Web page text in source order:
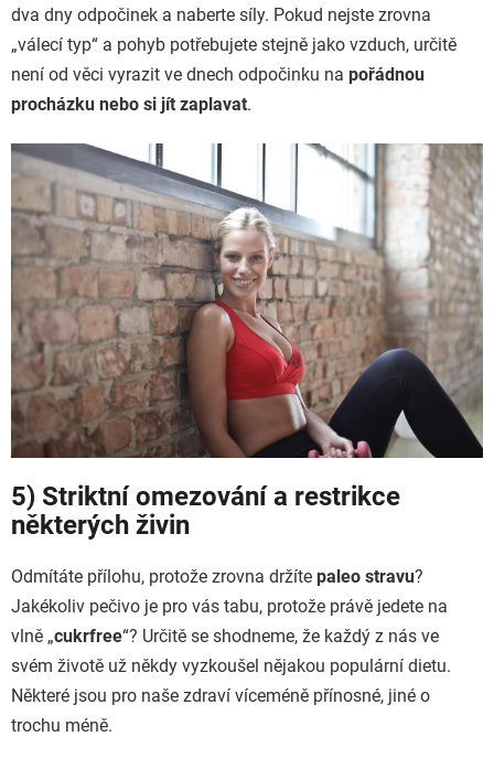
dva dny odpočinek a naberte síly. Pokud nejste zrovna
„válecí typ“ a pohyb potřebujete stejně jako vzduch, určitě
není od věci vyrazit ve dnech odpočinku na pořádnou
procházku nebo si jít zaplavat.
5) Striktní omezování a restrikce
některých živin
Odmítáte přílohu, protože zrovna držíte paleo stravu?
Jakékoliv pečivo je pro vás tabu, protože právě jedete na
vlně „cukrfree“? Určitě se shodneme, že každý z nás ve
svém životě už někdy vyzkoušel nějakou populární dietu.
Některé jsou pro naše zdraví víceméně přínosné, jiné o
trochu méně.